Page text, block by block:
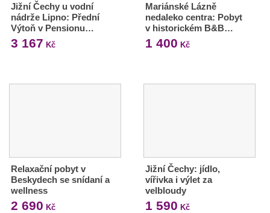
Jižní Čechy u vodní
nádrže Lipno: Přední
Výtoň v Pensionu…
3 167 Kč
Mariánské Lázně
nedaleko centra: Pobyt
v historickém B&B…
1 400 Kč
Relaxační pobyt v
Beskydech se snídaní a
wellness
2 690 Kč
Jižní Čechy: jídlo,
vířivka i výlet za
velbloudy
1 590 Kč